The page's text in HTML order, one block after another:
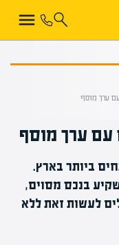
ערך מוסף
עם ערך מוסף
ביותר בארץ.
בנכס מסוים,
לעשות זאת ללא